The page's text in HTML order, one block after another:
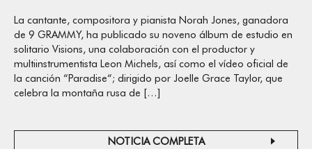
La cantante, compositora y pianista Norah Jones, ganadora
de 9 GRAMMY, ha publicado su noveno álbum de estudio en
solitario Visions, una colaboración con el productor y
multiinstrumentista Leon Michels, así como el vídeo oficial de
la canción “Paradise“; dirigido por Joelle Grace Taylor, que
celebra la montaña rusa de […]
NOTICIA COMPLETA